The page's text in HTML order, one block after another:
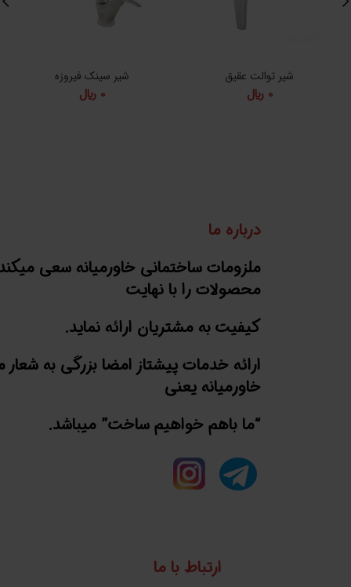
شیر توالت عقیق
0 ﷼
شیر سینک فیروزه
0 ﷼
درباره ما
ملزومات ساختمانی خاورمیانه سعی
محصولات را با نهایت
کیفیت به مشتریان ارائه نماید.
ارائه خدمات پیشتاز امضا بزرگی به شعار
خاورمیانه یعنی
“ما باهم خواهیم ساخت” میباشد.
ارتباط با ما